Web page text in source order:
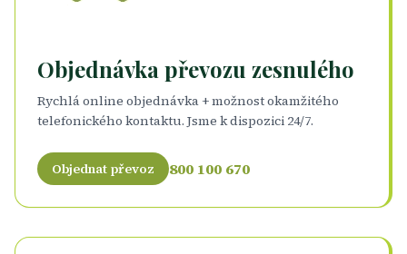
Objednávka převozu zesnulého
Rychlá online objednávka + možnost okamžitého
telefonického kontaktu. Jsme k dispozici 24/7.
Objednat převoz 800 100 670